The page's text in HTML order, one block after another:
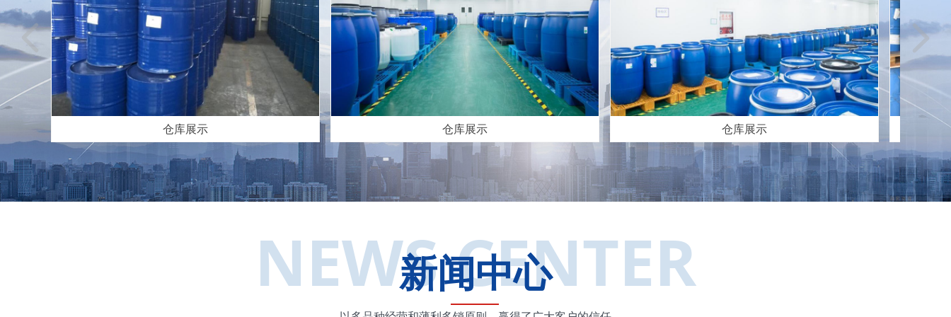
仓库展示 仓库展示 仓库展示
넳 넲
NEWS CENTER
新闻中心